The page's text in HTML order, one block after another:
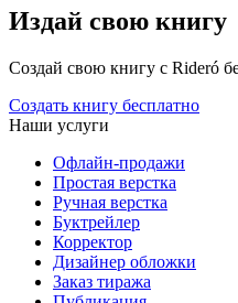
Издай свою книгу
Создай свою книгу с Rideró
Создать книгу бесплатно
Наши услуги
Офлайн-продажи
Простая верстка
Ручная верстка
Буктрейлер
Корректор
Дизайнер обложки
Заказ тиража